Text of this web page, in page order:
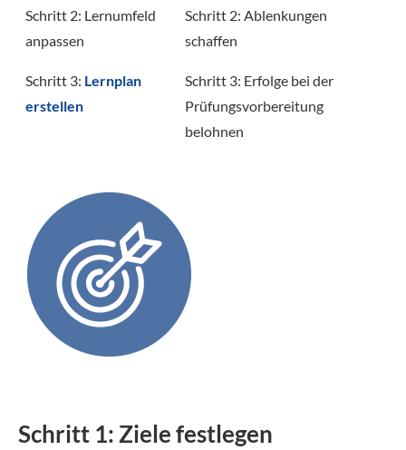
Schritt 2: Lernumfeld
anpassen
Schritt 2: Ablenkungen
schaffen
Schritt 3: Lernplan
erstellen
Schritt 3: Erfolge bei der
Prüfungsvorbereitung
belohnen
Schritt 1: Ziele festlegen